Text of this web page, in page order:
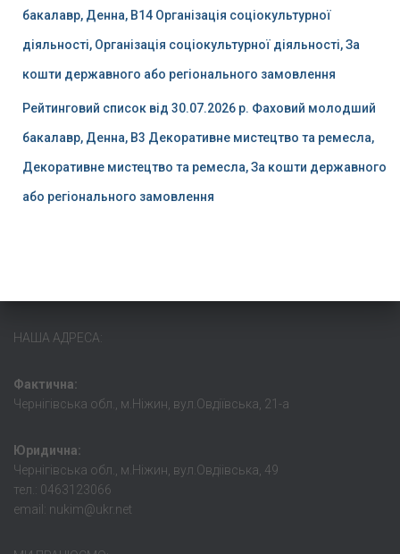
бакалавр, Денна, B14 Організація соціокультурної
діяльності, Організація соціокультурної діяльності, За
кошти державного або регіонального замовлення
Рейтинговий список від 30.07.2026 р. Фаховий молодший
бакалавр, Денна, B3 Декоративне мистецтво та ремесла,
Декоративне мистецтво та ремесла, За кошти державного
або регіонального замовлення
НАША АДРЕСА:
Фактична:
Чернігівська обл., м.Ніжин, вул.Овдіївська, 21-а
Юридична:
Чернігівська обл., м.Ніжин, вул.Овдіівська, 49
тел.: 0463123066
email: nukim@ukr.net